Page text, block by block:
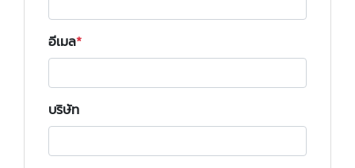
อีเมล
บริษัท